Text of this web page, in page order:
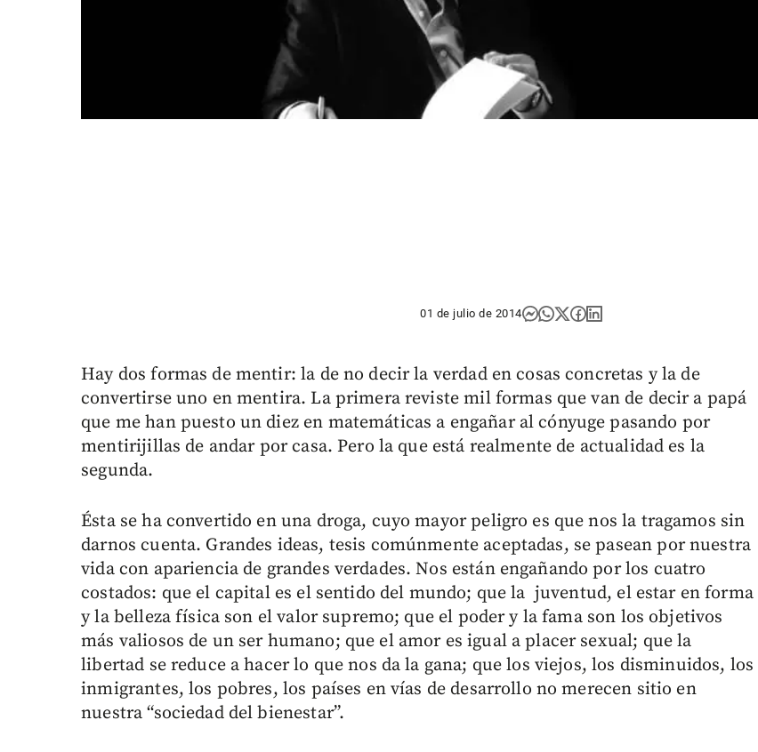
01 de julio de 2014
Hay dos formas de mentir: la de no decir la verdad en cosas concretas y la de
convertirse uno en mentira. La primera reviste mil formas que van de decir a papá
que me han puesto un diez en matemáticas a engañar al cónyuge pasando por
mentirijillas de andar por casa. Pero la que está realmente de actualidad es la
segunda.
Ésta se ha convertido en una droga, cuyo mayor peligro es que nos la tragamos sin
darnos cuenta. Grandes ideas, tesis comúnmente aceptadas, se pasean por nuestra
vida con apariencia de grandes verdades. Nos están engañando por los cuatro
costados: que el capital es el sentido del mundo; que la juventud, el estar en forma
y la belleza física son el valor supremo; que el poder y la fama son los objetivos
más valiosos de un ser humano; que el amor es igual a placer sexual; que la
libertad se reduce a hacer lo que nos da la gana; que los viejos, los disminuidos, los
inmigrantes, los pobres, los países en vías de desarrollo no merecen sitio en
nuestra “sociedad del bienestar”.